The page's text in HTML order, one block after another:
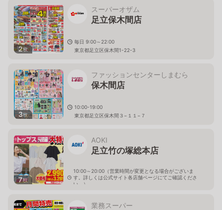
2枚
スーパーオザム
足立保木間店
毎日 9:00～22:00
東京都足立区保木間1-22-3
3枚
ファッションセンターしまむら
保木間店
10:00-19:00
東京都足立区保木間３−１１−７
7枚
AOKI
足立竹の塚総本店
10:00～20:00（営業時間が変更となる場合がございま
す。詳しくは公式サイト各店舗ページにてご確認くださ
い。）
業務スーパー